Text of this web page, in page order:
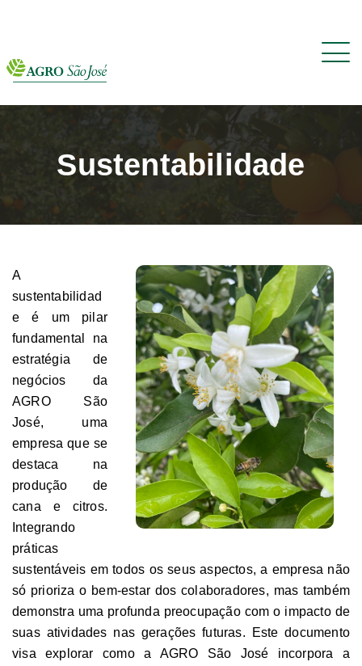
Sustentabilidade
A
sustentabilidad
e é um pilar
fundamental na
estratégia de
negócios da
AGRO São
José, uma
empresa que se
destaca na
produção de
cana e citros.
Integrando
práticas
sustentáveis em todos os seus aspectos, a empresa não
só prioriza o bem-estar dos colaboradores, mas também
demonstra uma profunda preocupação com o impacto de
suas atividades nas gerações futuras. Este documento
visa explorar como a AGRO São José incorpora a